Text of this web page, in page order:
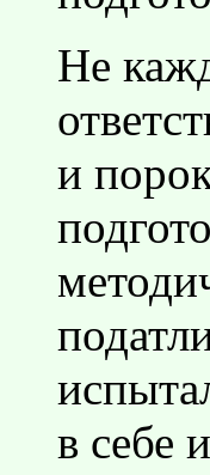
Не
и
в себе